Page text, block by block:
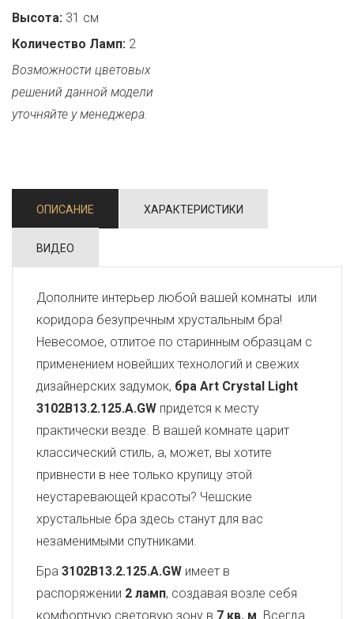
Высота: 31 см
Количество Ламп: 2
Возможности цветовых
решений данной модели
уточняйте у менеджера.
ОПИСАНИЕ ХАРАКТЕРИСТИКИ
ВИДЕО
Дополните интерьер любой вашей комнаты или
коридора безупречным хрустальным бра!
Невесомое, отлитое по старинным образцам с
применением новейших технологий и свежих
дизайнерских задумок, бра Art Crystal Light
3102B13.2.125.A.GW придется к месту
практически везде. В вашей комнате царит
классический стиль, а, может, вы хотите
привнести в нее только крупицу этой
неустаревающей красоты? Чешские
хрустальные бра здесь станут для вас
незаменимыми спутниками.
Бра 3102B13.2.125.A.GW имеет в
распоряжении 2 ламп, создавая возле себя
комфортную световую зону в 7 кв. м . Всегда